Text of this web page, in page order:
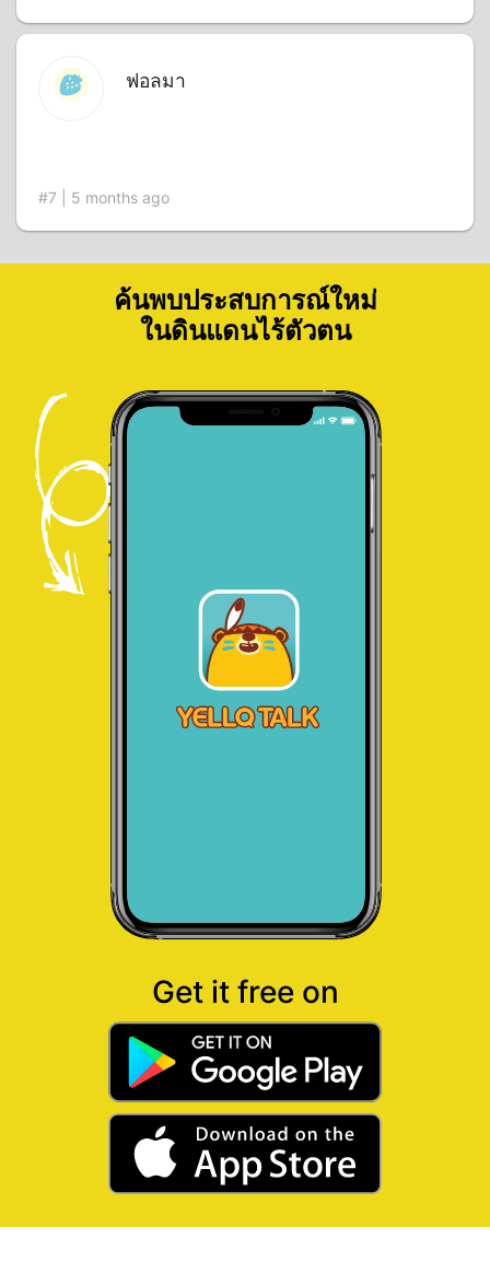
ฟอลมา
#7 | 5 months ago
ค้นพบประสบการณ์ใหม่
ในดินแดนไร้ตัวตน
Get it free on